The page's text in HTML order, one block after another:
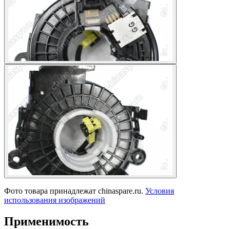
Фото товара принадлежат chinaspare.ru. Условия
использования изображений
Применимость